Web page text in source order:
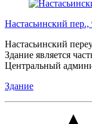
Настасьинский пер.,
Настасьинский
Здание является
Центральный
Здание